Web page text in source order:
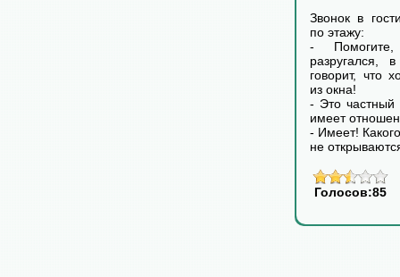
Звонок в
по этажу:
-
разругался,
говорит, что
из окна!
- Это частный
имеет
- Имеет!
не
Голосов:85